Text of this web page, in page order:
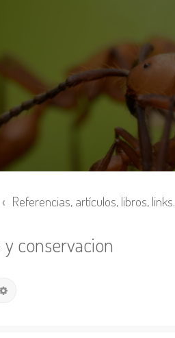
Referencias, artículos, libros, links.
conservacion